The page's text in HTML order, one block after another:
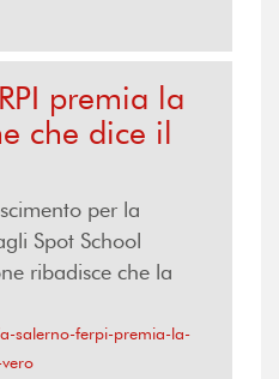
premia la
che dice il
per la
Spot School
ribadisce che la
salerno-ferpi-premia-la-